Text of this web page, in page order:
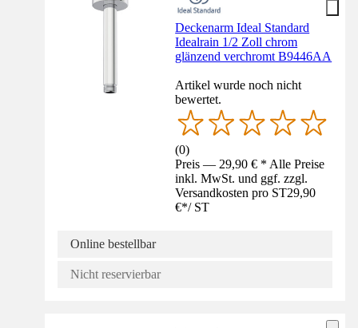
Deckenarm Ideal Standard
Idealrain 1/2 Zoll chrom
glänzend verchromt B9446AA
Artikel wurde noch nicht
bewertet.
(0)
Preis — 29,90 € * Alle Preise
inkl. MwSt. und ggf. zzgl.
Versandkosten pro ST29,90
€*/ ST
Online bestellbar
Nicht reservierbar